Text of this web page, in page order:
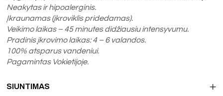
Neakytas ir hipoalerginis.
Įkraunamas (įkroviklis pridedamas).
Veikimo laikas – 45 minutes didžiausiu intensyvumu.
Pradinis įkrovimo laikas: 4 – 6 valandos.
100% atsparus vandeniui.
Pagamintas Vokietijoje.
SIUNTIMAS